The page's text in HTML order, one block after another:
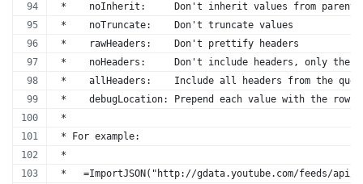
*    noInherit:     Don't inherit values from parent
*    noTruncate:    Don't truncate values
*    rawHeaders:    Don't prettify headers
*    noHeaders:     Don't include headers, only the
*    allHeaders:    Include all headers from the
*    debugLocation: Prepend each value with the row
*
* For example:
*
*   =ImportJSON("http://gdata.youtube.com/feeds/api/